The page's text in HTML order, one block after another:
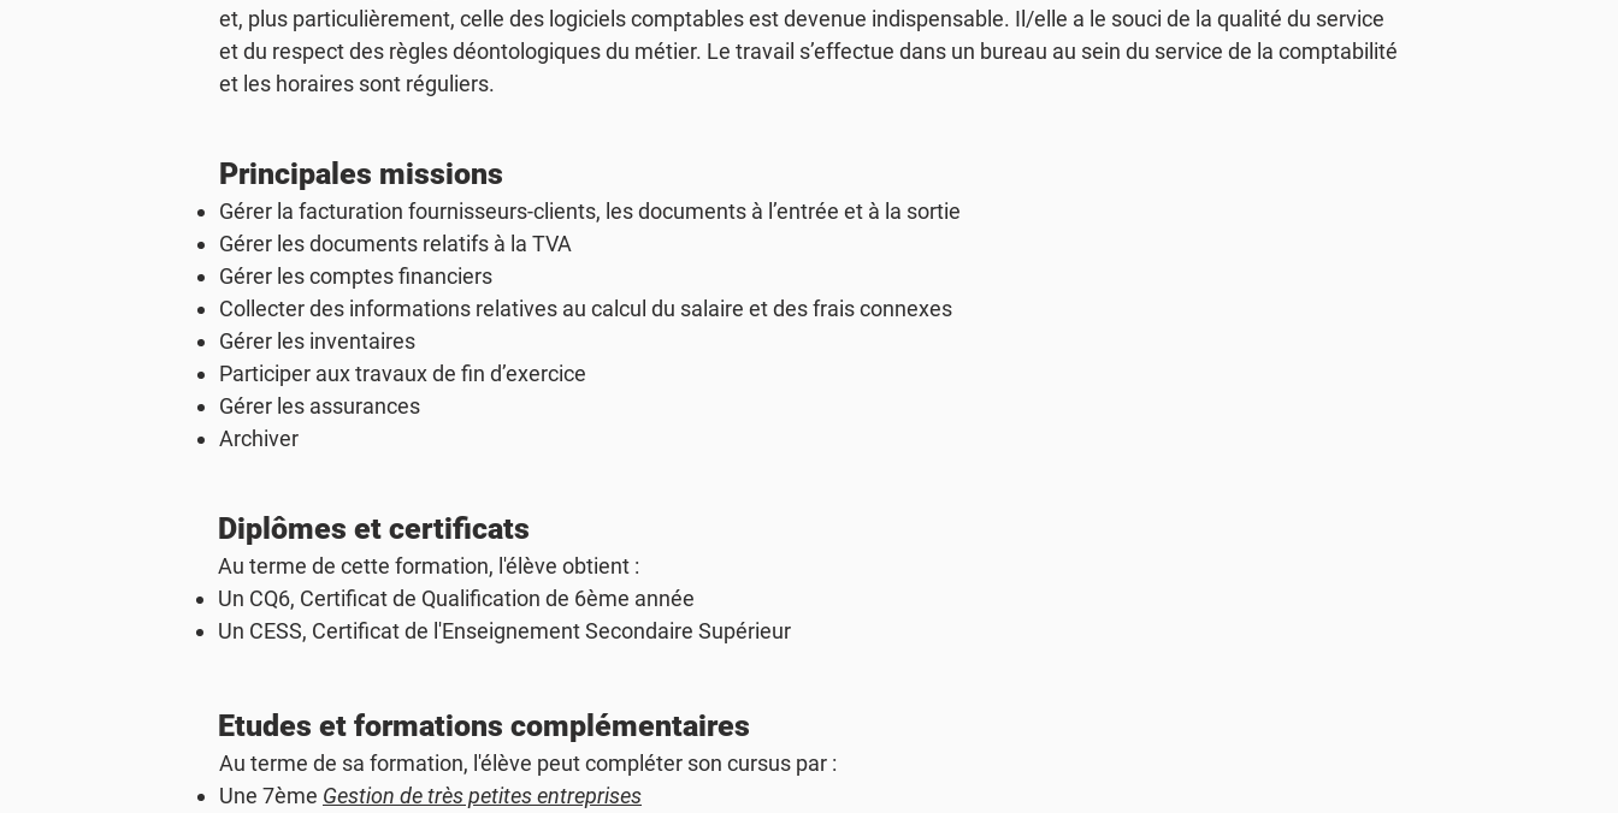
et, plus particulièrement, celle des logiciels comptables est devenue indispensable. Il/elle a le souci de la qualité du service
et du respect des règles déontologiques du métier. Le travail s’effectue dans un bureau au sein du service de la comptabilité
et les horaires sont réguliers.
Principales missions
Gérer la facturation fournisseurs-clients, les documents à l’entrée et à la sortie
Gérer les documents relatifs à la TVA
Gérer les comptes financiers
Collecter des informations relatives au calcul du salaire et des frais connexes
Gérer les inventaires
Participer aux travaux de fin d’exercice
Gérer les assurances
Archiver
Diplômes et certificats
Au terme de cette formation, l'élève obtient :
Un CQ6, Certificat de Qualification de 6ème année
Un CESS, Certificat de l'Enseignement Secondaire Supérieur
Etudes et formations complémentaires
Au terme de sa formation, l'élève peut compléter son cursus par :
Une 7ème Gestion de très petites entreprises